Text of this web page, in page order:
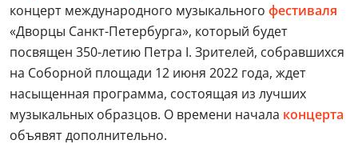
концерт международного музыкального фестиваля
«Дворцы Санкт-Петербурга», который будет
посвящен 350-летию Петра I. Зрителей, собравшихся
на Соборной площади 12 июня 2022 года, ждет
насыщенная программа, состоящая из лучших
музыкальных образцов. О времени начала концерта
объявят дополнительно.